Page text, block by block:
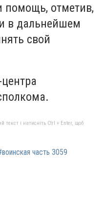
помощь, отметив,
в дальнейшем
свой
текст і натисніть Ctrl + Enter, щоб
часть 3059